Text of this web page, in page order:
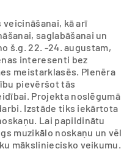
kā arī
saglabāšanai un
š.g. 22. -24. augustam,
interesenti bez
meistarklasēs. Plenēra
pievēršot tās
Projekta noslēgumā
Izstāde tiks iekārtota
Lai papildinātu
muzikālo noskaņu un vēl
māksliniecisko veikumu.